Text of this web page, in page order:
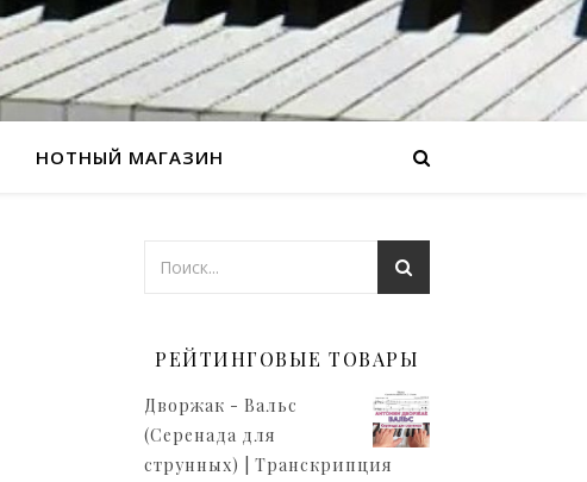
НОТНЫЙ МАГАЗИН
РЕЙТИНГОВЫЕ ТОВАРЫ
Дворжак - Вальс
(Серенада для
струнных) | Транскрипция